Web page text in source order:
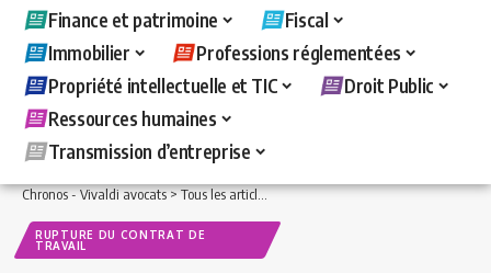
Finance et patrimoine
Fiscal
Immobilier
Professions réglementées
Propriété intellectuelle et TIC
Droit Public
Ressources humaines
Transmission d’entreprise
Chronos - Vivaldi avocats>Tous les articles >Ressources humaines>Rupture
RUPTURE DU CONTRAT DE
TRAVAIL